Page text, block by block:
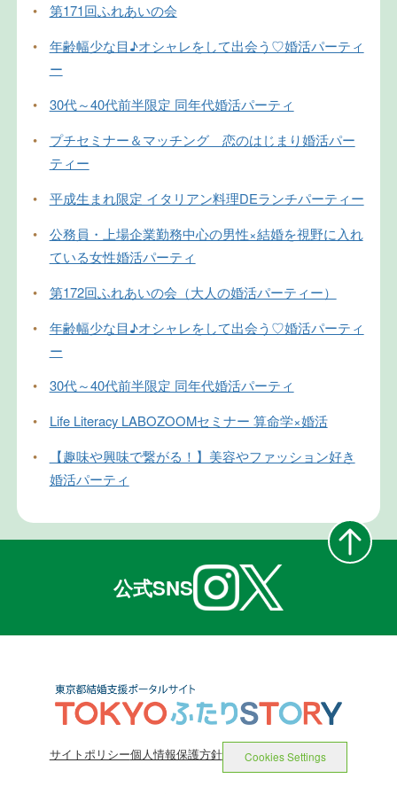
•
第171回ふれあいの会
•
年齢幅少な目♪オシャレをして出会う♡婚活パーティ
ー
•
30代～40代前半限定 同年代婚活パーティ
•
プチセミナー＆マッチング 恋のはじまり婚活パー
ティー
•
平成生まれ限定 イタリアン料理DEランチパーティー
•
公務員・上場企業勤務中心の男性×結婚を視野に入れ
ている女性婚活パーティ
•
第172回ふれあいの会（大人の婚活パーティー）
•
年齢幅少な目♪オシャレをして出会う♡婚活パーティ
ー
•
30代～40代前半限定 同年代婚活パーティ
•
Life Literacy LABOZOOMセミナー 算命学×婚活
•
【趣味や興味で繋がる！】美容やファッション好き
婚活パーティ
公式SNS
サイトポリシー個人情報保護方針 Cookies Settings